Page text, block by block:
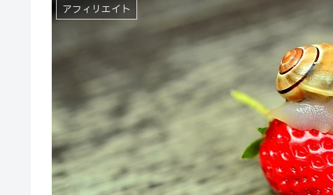
アフィリエイト